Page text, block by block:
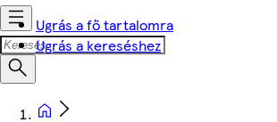
Ugrás a fő tartalomra
Ugrás a kereséshez